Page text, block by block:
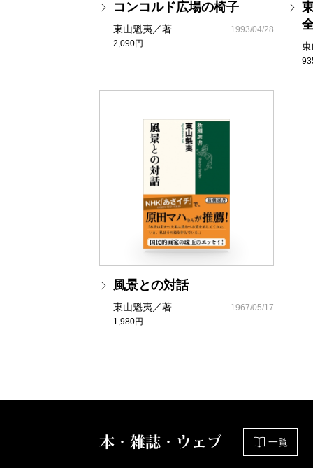
コンコルド広場の椅子
東山魁夷／著
2,090円
1993/04/28
風景との対話
東山魁夷／著
1,980円
1967/05/17
本・雑誌・ウェブ 一覧